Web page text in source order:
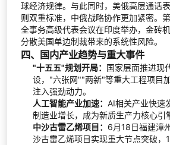
球经济规律。与此同时，美俄高层通话
则双重标准，中俄战略协作更加紧密。
全事务高级代表会议在印度举办，金砖
分散美国单边制裁带来的系统性风险。
四、国内产业趋势与重大事件
"十五五"规划开局： 国家层面推进现
设，"六张网""两新"等重大工程项目
注入强劲动力。
人工智能产业加速：AI相关产业快速
制造业增长，成为新质生产力核心引
中沙古雷乙烯项目： 6月18日福建漳
沙古雷乙烯项目实现重大节点突破，